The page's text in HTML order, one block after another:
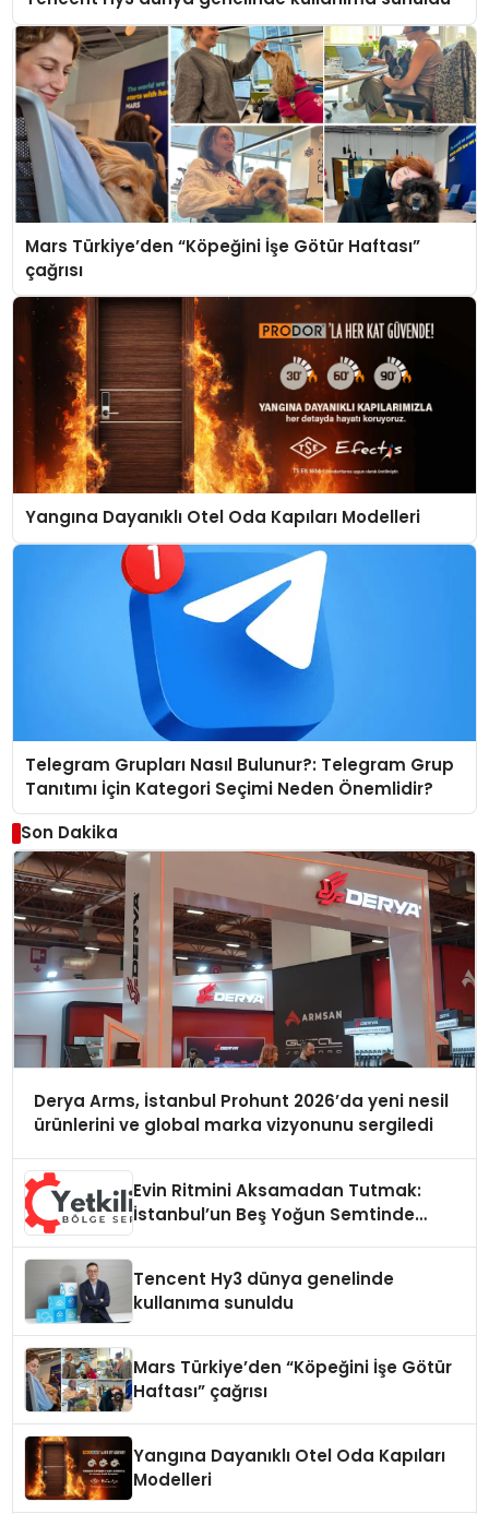
Mars Türkiye’den “Köpeğini İşe Götür Haftası”
çağrısı
Yangına Dayanıklı Otel Oda Kapıları Modelleri
Telegram Grupları Nasıl Bulunur?: Telegram Grup
Tanıtımı İçin Kategori Seçimi Neden Önemlidir?
Son Dakika
Derya Arms, İstanbul Prohunt 2026’da yeni nesil
ürünlerini ve global marka vizyonunu sergiledi
Evin Ritmini Aksamadan Tutmak:
İstanbul’un Beş Yoğun Semtinde
Tencent Hy3 dünya genelinde
kullanıma sunuldu
Mars Türkiye’den “Köpeğini İşe Götür
Haftası” çağrısı
Yangına Dayanıklı Otel Oda Kapıları
Modelleri